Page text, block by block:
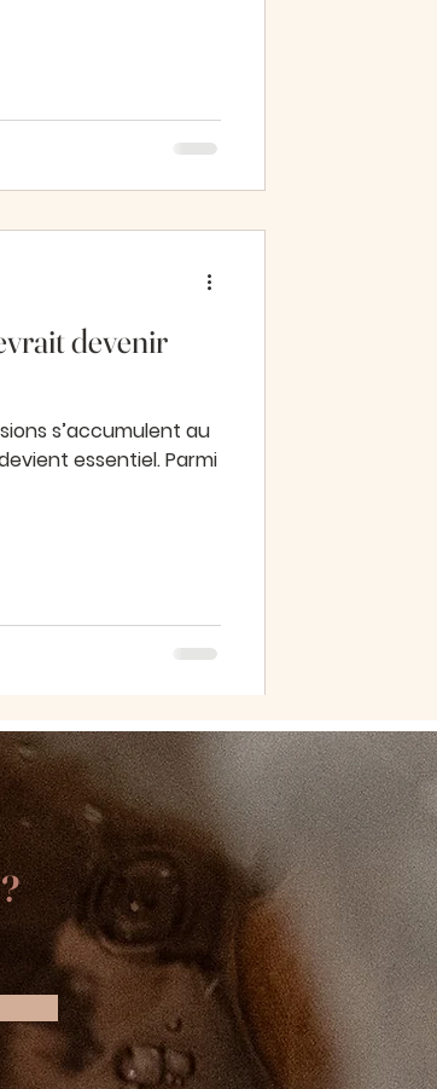
devenir
s’accumulent au
essentiel. Parmi